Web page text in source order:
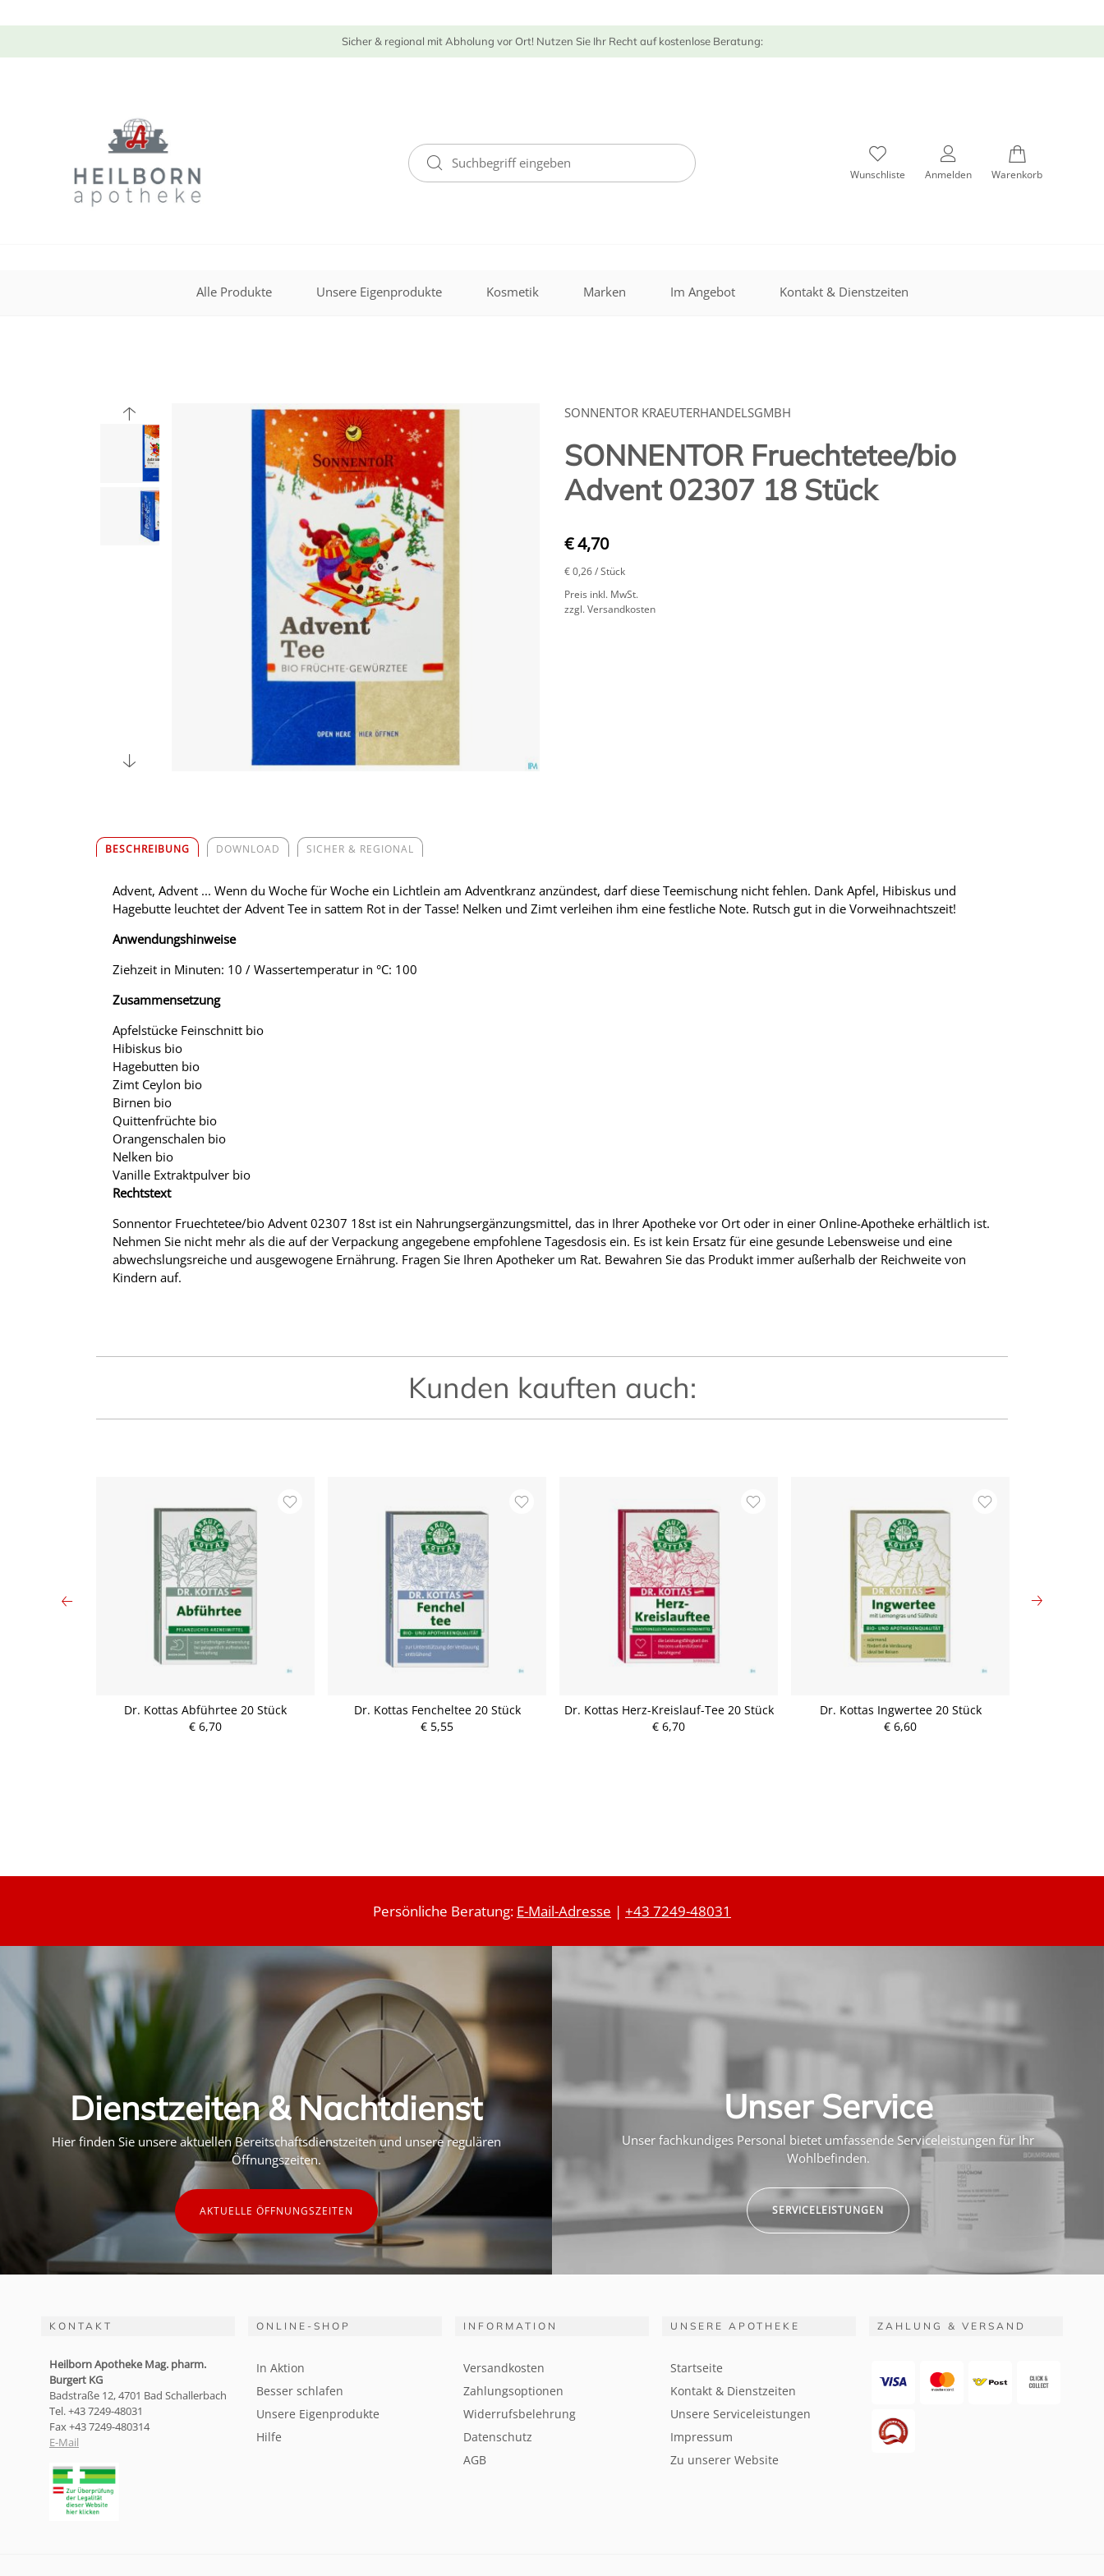
Sicher & regional mit Abholung vor Ort! Nutzen Sie Ihr Recht auf kostenlose Beratung:
Wunschliste Anmelden Warenkorb
Alle Produkte Unsere Eigenprodukte Kosmetik Marken Im Angebot Kontakt & Dienstzeiten
SONNENTOR KRAEUTERHANDELSGMBH
SONNENTOR Fruechtetee/bio
Advent 02307 18 Stück
€ 4,70
€ 0,26/ Stück
Preis inkl. MwSt.
zzgl. Versandkosten
BESCHREIBUNG DOWNLOAD SICHER & REGIONAL
Advent, Advent ... Wenn du Woche für Woche ein Lichtlein am Adventkranz anzündest, darf diese Teemischung nicht fehlen. Dank Apfel, Hibiskus und
Hagebutte leuchtet der Advent Tee in sattem Rot in der Tasse! Nelken und Zimt verleihen ihm eine festliche Note. Rutsch gut in die Vorweihnachtszeit!
Anwendungshinweise
Ziehzeit in Minuten: 10 / Wassertemperatur in °C: 100
Zusammensetzung
Apfelstücke Feinschnitt bio
Hibiskus bio
Hagebutten bio
Zimt Ceylon bio
Birnen bio
Quittenfrüchte bio
Orangenschalen bio
Nelken bio
Vanille Extraktpulver bio
Rechtstext
Sonnentor Fruechtetee/bio Advent 02307 18st ist ein Nahrungsergänzungsmittel, das in Ihrer Apotheke vor Ort oder in einer Online-Apotheke erhältlich ist.
Nehmen Sie nicht mehr als die auf der Verpackung angegebene empfohlene Tagesdosis ein. Es ist kein Ersatz für eine gesunde Lebensweise und eine
abwechslungsreiche und ausgewogene Ernährung. Fragen Sie Ihren Apotheker um Rat. Bewahren Sie das Produkt immer außerhalb der Reichweite von
Kindern auf.
Kunden kauften auch:
Dr. Kottas Abführtee 20 Stück
€ 6,70
Dr. Kottas Fencheltee 20 Stück
€ 5,55
Dr. Kottas Herz-Kreislauf-Tee 20 Stück
€ 6,70
Dr. Kottas Ingwertee 20 Stück
€ 6,60
Persönliche Beratung: E-Mail-Adresse | +43 7249-48031
Dienstzeiten & Nachtdienst
Hier finden Sie unsere aktuellen Bereitschaftsdienstzeiten und unsere regulären
Öffnungszeiten.
AKTUELLE ÖFFNUNGSZEITEN
Unser Service
Unser fachkundiges Personal bietet umfassende Serviceleistungen für Ihr
Wohlbefinden.
SERVICELEISTUNGEN
KONTAKT
Heilborn Apotheke Mag. pharm.
Burgert KG
Badstraße 12, 4701 Bad Schallerbach
Tel. +43 7249-48031
Fax +43 7249-480314
E-Mail
ONLINE-SHOP
In Aktion
Besser schlafen
Unsere Eigenprodukte
Hilfe
INFORMATION
Versandkosten
Zahlungsoptionen
Widerrufsbelehrung
Datenschutz
AGB
UNSERE APOTHEKE
Startseite
Kontakt & Dienstzeiten
Unsere Serviceleistungen
Impressum
Zu unserer Website
ZAHLUNG & VERSAND